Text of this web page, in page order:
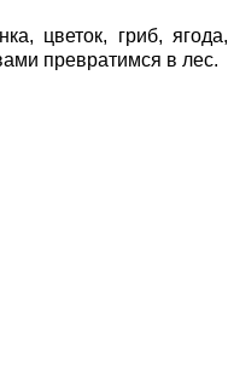
цветок, гриб, ягода,
превратимся в лес.